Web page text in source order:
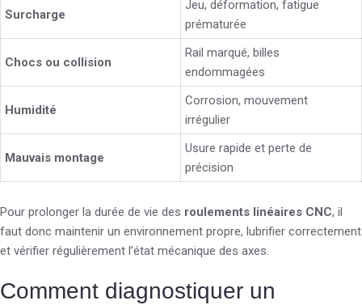
Surcharge
Jeu, déformation, fatigue
prématurée
Chocs ou collision
Rail marqué, billes
endommagées
Humidité
Corrosion, mouvement
irrégulier
Mauvais montage
Usure rapide et perte de
précision
Pour prolonger la durée de vie des roulements linéaires CNC, il
faut donc maintenir un environnement propre, lubrifier correctement
et vérifier régulièrement l’état mécanique des axes.
Comment diagnostiquer un